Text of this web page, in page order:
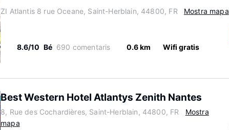
ZI Atlantis 8 rue Oceane, Saint-Herblain, 44800, FR Mostra mapa
8.6/10 Bé 690 comentaris 0.6 km Wifi gratis
Best Western Hotel Atlantys Zenith Nantes
8, Rue des Cochardières, Saint-Herblain, 44800, FR
Mostra
mapa